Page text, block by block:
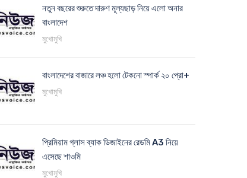
নতুন বছরের শুরুতে দারুণ মূল্যছাড় নিয়ে এলো অনার
বাংলাদেশ
মুখোমুখি
বাংলাদেশের বাজারে লঞ্চ হলো টেকনো স্পার্ক ২০ প্রো+
মুখোমুখি
প্রিমিয়াম গ্লাস ব্যাক ডিজাইনের রেডমি A3 নিয়ে
এসেছে শাওমি
মুখোমুখি